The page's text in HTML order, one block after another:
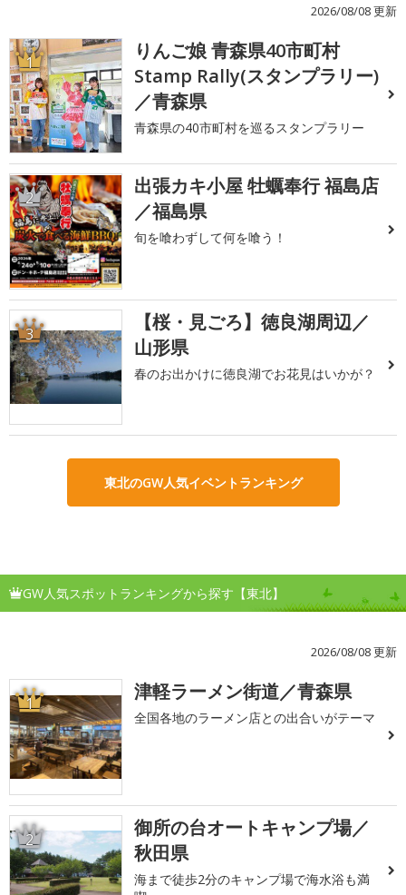
2026/08/08 更新
1
りんご娘 青森県40市町村
Stamp Rally(スタンプラリー)
／青森県
青森県の40市町村を巡るスタンプラリー
2
出張カキ小屋 牡蠣奉行 福島店
／福島県
旬を喰わずして何を喰う！
3
【桜・見ごろ】徳良湖周辺／
山形県
春のお出かけに徳良湖でお花見はいかが？
東北のGW人気イベントランキング
GW人気スポットランキングから探す【東北】
2026/08/08 更新
1 津軽ラーメン街道／青森県
全国各地のラーメン店との出合いがテーマ
2
御所の台オートキャンプ場／
秋田県
海まで徒歩2分のキャンプ場で海水浴も満